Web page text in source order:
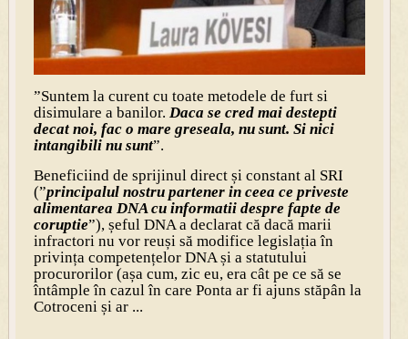
”Suntem la curent cu toate metodele de furt si
disimulare a banilor. Daca se cred mai destepti
decat noi, fac o mare greseala, nu sunt. Si nici
intangibili nu sunt”.
Beneficiind de sprijinul direct și constant al SRI
(”principalul nostru partener in ceea ce priveste
alimentarea DNA cu informatii despre fapte de
coruptie”), șeful DNA a declarat că dacă marii
infractori nu vor reuși să modifice legislația în
privința competențelor DNA și a statutului
procurorilor (așa cum, zic eu, era cât pe ce să se
întâmple în cazul în care Ponta ar fi ajuns stăpân la
Cotroceni și ar ...